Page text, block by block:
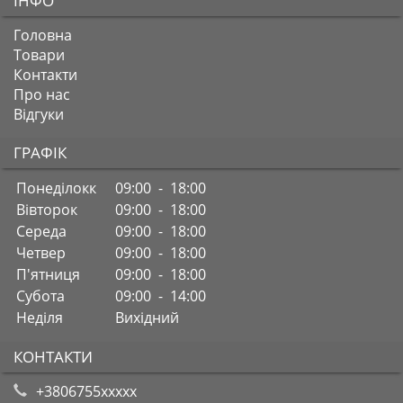
Головна
Товари
Контакти
Про нас
Відгуки
ГРАФІК
Понеділокк
09:00 - 18:00
Вівторок
09:00 - 18:00
Середа
09:00 - 18:00
Четвер
09:00 - 18:00
П'ятниця
09:00 - 18:00
Субота
09:00 - 14:00
Неділя
Вихідний
КОНТАКТИ
+3806755xxxxx